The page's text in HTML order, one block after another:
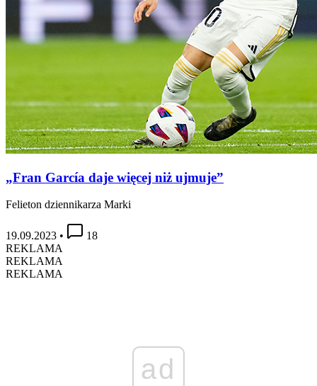
„Fran García daje więcej niż ujmuje”
Felieton dziennikarza Marki
19.09.2023 •
18
REKLAMA
REKLAMA
REKLAMA
ad